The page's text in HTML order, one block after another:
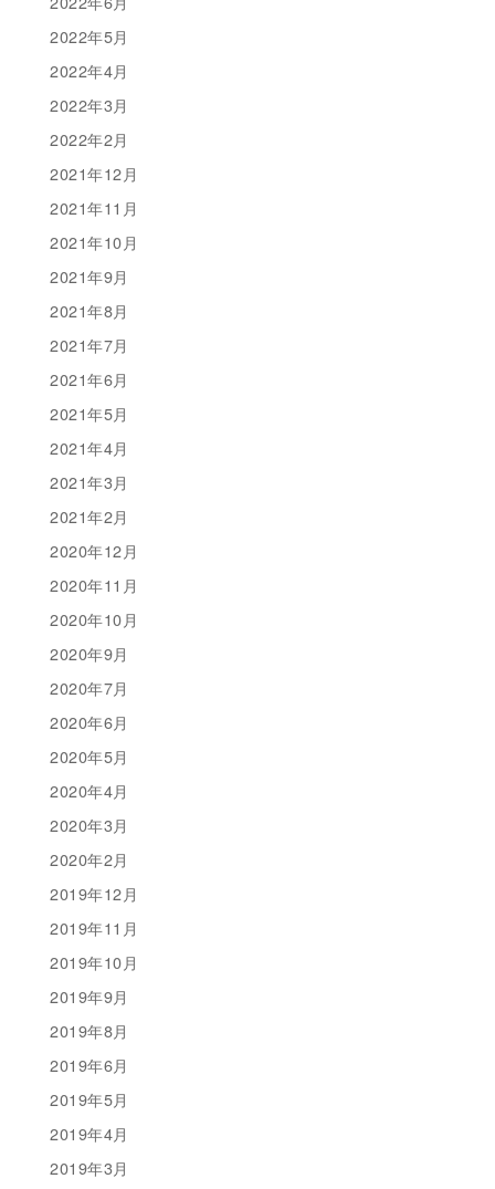
2022年5月
2022年4月
2022年3月
2022年2月
2021年12月
2021年11月
2021年10月
2021年9月
2021年8月
2021年7月
2021年6月
2021年5月
2021年4月
2021年3月
2021年2月
2020年12月
2020年11月
2020年10月
2020年9月
2020年7月
2020年6月
2020年5月
2020年4月
2020年3月
2020年2月
2019年12月
2019年11月
2019年10月
2019年9月
2019年8月
2019年6月
2019年5月
2019年4月
2019年3月